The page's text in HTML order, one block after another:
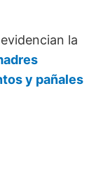
la
y pañales